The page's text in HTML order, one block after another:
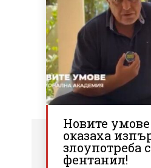
Новите
оказаха
злоупотреба
фентанил!